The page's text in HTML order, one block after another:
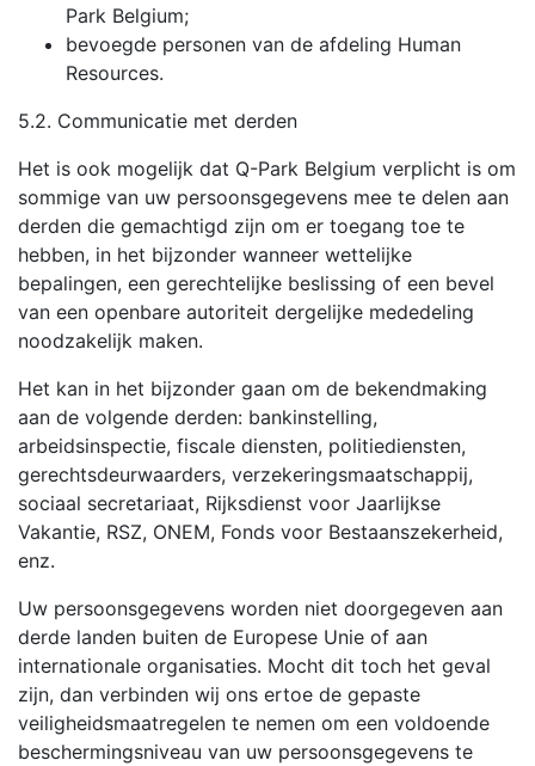
Park Belgium;
bevoegde personen van de afdeling Human
Resources.
5.2. Communicatie met derden
Het is ook mogelijk dat Q-Park Belgium verplicht is om
sommige van uw persoonsgegevens mee te delen aan
derden die gemachtigd zijn om er toegang toe te
hebben, in het bijzonder wanneer wettelijke
bepalingen, een gerechtelijke beslissing of een bevel
van een openbare autoriteit dergelijke mededeling
noodzakelijk maken.
Het kan in het bijzonder gaan om de bekendmaking
aan de volgende derden: bankinstelling,
arbeidsinspectie, fiscale diensten, politiediensten,
gerechtsdeurwaarders, verzekeringsmaatschappij,
sociaal secretariaat, Rijksdienst voor Jaarlijkse
Vakantie, RSZ, ONEM, Fonds voor Bestaanszekerheid,
enz.
Uw persoonsgegevens worden niet doorgegeven aan
derde landen buiten de Europese Unie of aan
internationale organisaties. Mocht dit toch het geval
zijn, dan verbinden wij ons ertoe de gepaste
veiligheidsmaatregelen te nemen om een voldoende
beschermingsniveau van uw persoonsgegevens te